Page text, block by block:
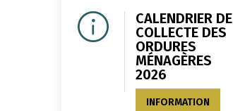
CALENDRIER DE
COLLECTE DES
ORDURES
MÉNAGÈRES
2026
INFORMATION